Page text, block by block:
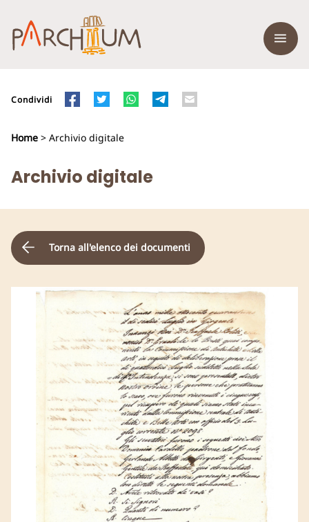
Condividi
Home > Archivio digitale
Archivio digitale
Torna all'elenco dei documenti